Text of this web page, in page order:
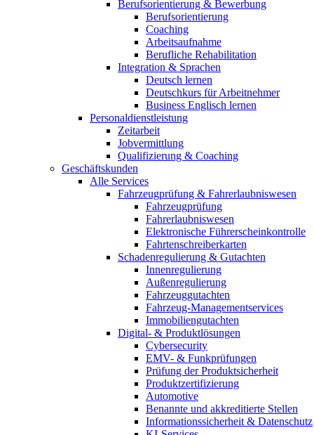
Berufsorientierung & Bewerbung
Berufsorientierung
Coaching
Arbeitsaufnahme
Berufliche Rehabilitation
Integration & Sprachen
Deutsch lernen
Deutschkurs für Arbeitnehmer
Business Englisch lernen
Personaldienstleistung
Zeitarbeit
Jobvermittlung
Qualifizierung & Coaching
Geschäftskunden
Alle Services
Fahrzeugprüfung & Fahrerlaubniswesen
Fahrzeugprüfung
Fahrerlaubniswesen
Elektronische Führerscheinkontrolle
Fahrtenschreiberkarten
Schadenregulierung & Gutachten
Innenregulierung
Außenregulierung
Fahrzeuggutachten
Fahrzeug-Managementservices
Immobiliengutachten
Digital- & Produktlösungen
Cybersecurity
EMV- & Funkprüfungen
Prüfung der Produktsicherheit
Produktzertifizierung
Automotive
Benannte und akkreditierte Stellen
Informationssicherheit & Datenschutz